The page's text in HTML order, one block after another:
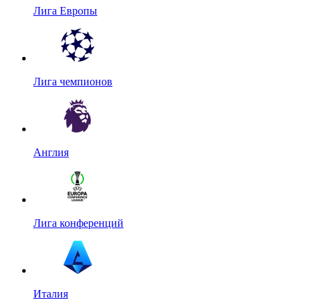
Лига Европы
Лига чемпионов
Англия
Лига конференций
Италия